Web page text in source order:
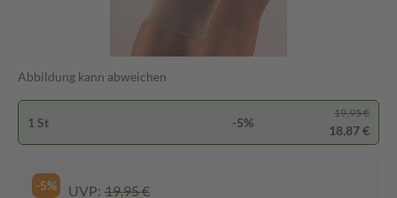
Abbildung kann abweichen
1 St -5%
19,95 €
18,87 €
-5% UVP: 19,95 €